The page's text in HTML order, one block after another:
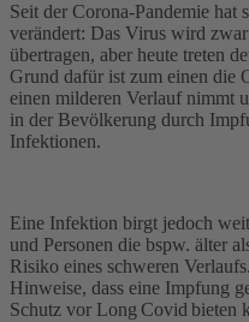
Seit der Corona-Pandemie hat
verändert: Das Virus wird
übertragen, aber heute treten
Grund dafür ist zum einen die
einen milderen Verlauf nimmt
in der Bevölkerung durch
Infektionen.
Eine Infektion birgt jedoch
und Personen die bspw. älter
Risiko eines schweren
Hinweise, dass eine Impfung
Schutz vor Long Covid bieten